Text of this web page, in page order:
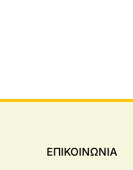
ΕΠΙΚΟΙΝΩΝΙΑ